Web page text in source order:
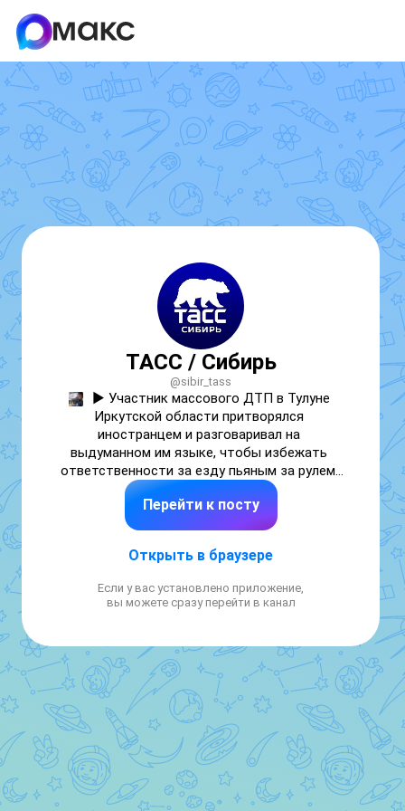
ТАСС / Сибирь
@sibir_tass
▶️ Участник массового ДТП в Тулуне
Иркутской области притворялся
иностранцем и разговаривал на
выдуманном им языке, чтобы избежать
ответственности за езду пьяным за рулем,
сообщили ГУ МВД по региону.
По предварительным данным, водитель
Камри" при повороте. В результате они
авто. В ДТП пострадали два человека.
ТАСС
Перейти к посту
Открыть в браузере
Если у вас установлено приложение,
вы можете сразу перейти в канал